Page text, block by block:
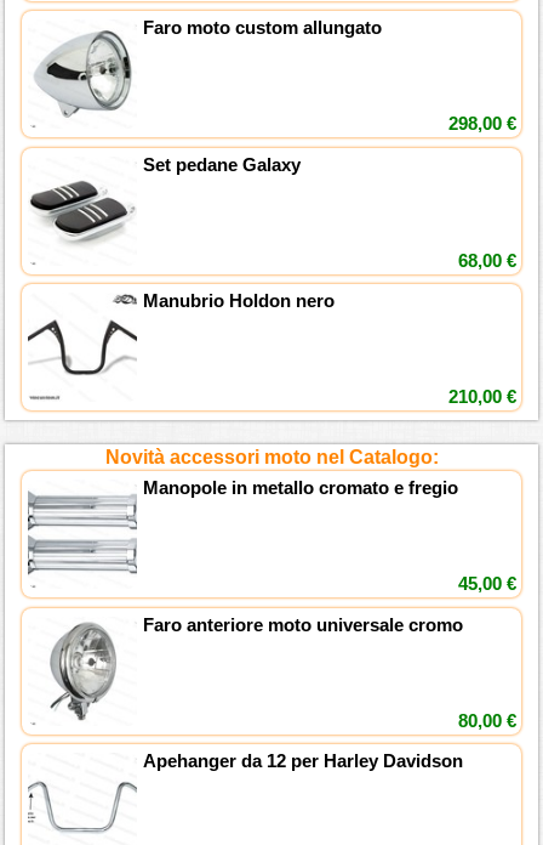
Faro moto custom allungato
298,00 €
Set pedane Galaxy
68,00 €
Manubrio Holdon nero
210,00 €
Novità accessori moto nel Catalogo:
Manopole in metallo cromato e fregio
45,00 €
Faro anteriore moto universale cromo
80,00 €
Apehanger da 12 per Harley Davidson